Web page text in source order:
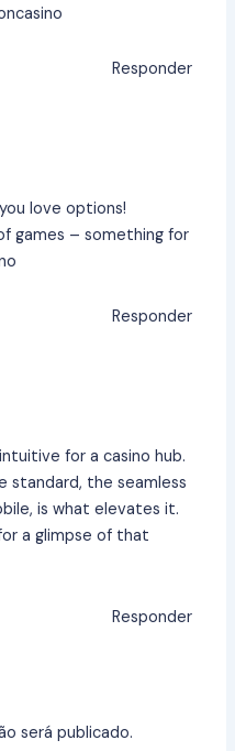
Responder
love options!
games – something for
Responder
for a casino hub.
standard, the seamless
is what elevates it.
a glimpse of that
Responder
será publicado.